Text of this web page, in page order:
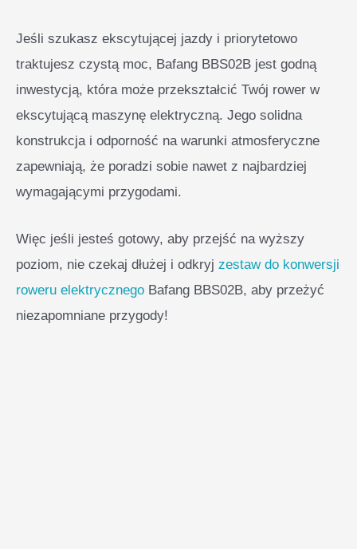
Jeśli szukasz ekscytującej jazdy i priorytetowo
traktujesz czystą moc, Bafang BBS02B jest godną
inwestycją, która może przekształcić Twój rower w
ekscytującą maszynę elektryczną. Jego solidna
konstrukcja i odporność na warunki atmosferyczne
zapewniają, że poradzi sobie nawet z najbardziej
wymagającymi przygodami.
Więc jeśli jesteś gotowy, aby przejść na wyższy
poziom, nie czekaj dłużej i odkryj zestaw do konwersji
roweru elektrycznego Bafang BBS02B, aby przeżyć
niezapomniane przygody!